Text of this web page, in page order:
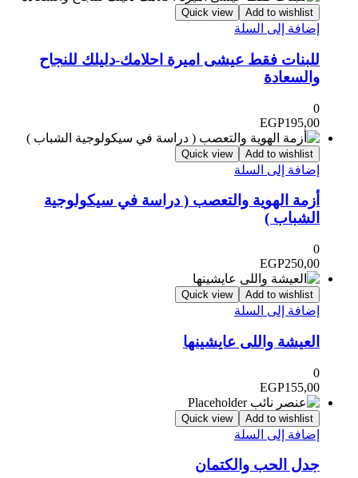
Add to wishlist
Quick view
إضافة إلى السلة
للبنات فقط عيشى اميرة احلامك-دليلك للنجاح
والسعادة
0
EGP195,00
Add to wishlist
Quick view
إضافة إلى السلة
أزمة الهوية والتعصب ( دراسة في سيكولوجية
الشباب )
0
EGP250,00
Add to wishlist
Quick view
إضافة إلى السلة
العيشة واللى عايشينها
0
EGP155,00
Add to wishlist
Quick view
إضافة إلى السلة
جدل الحب والكتمان